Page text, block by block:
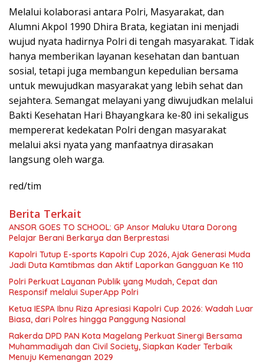
Melalui kolaborasi antara Polri, Masyarakat, dan
Alumni Akpol 1990 Dhira Brata, kegiatan ini menjadi
wujud nyata hadirnya Polri di tengah masyarakat. Tidak
hanya memberikan layanan kesehatan dan bantuan
sosial, tetapi juga membangun kepedulian bersama
untuk mewujudkan masyarakat yang lebih sehat dan
sejahtera. Semangat melayani yang diwujudkan melalui
Bakti Kesehatan Hari Bhayangkara ke-80 ini sekaligus
mempererat kedekatan Polri dengan masyarakat
melalui aksi nyata yang manfaatnya dirasakan
langsung oleh warga.
red/tim
Berita Terkait
ANSOR GOES TO SCHOOL: GP Ansor Maluku Utara Dorong
Pelajar Berani Berkarya dan Berprestasi
Kapolri Tutup E-sports Kapolri Cup 2026, Ajak Generasi Muda
Jadi Duta Kamtibmas dan Aktif Laporkan Gangguan Ke 110
Polri Perkuat Layanan Publik yang Mudah, Cepat dan
Responsif melalui SuperApp Polri
Ketua IESPA Ibnu Riza Apresiasi Kapolri Cup 2026: Wadah Luar
Biasa, dari Polres hingga Panggung Nasional
Rakerda DPD PAN Kota Magelang Perkuat Sinergi Bersama
Muhammadiyah dan Civil Society, Siapkan Kader Terbaik
Menuju Kemenangan 2029